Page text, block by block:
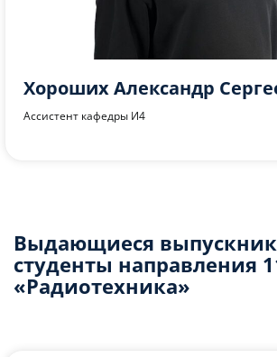
Портнягин Александр
Ассистент кафедры И4
Выдающиеся
студенты направления
«Радиотехника»